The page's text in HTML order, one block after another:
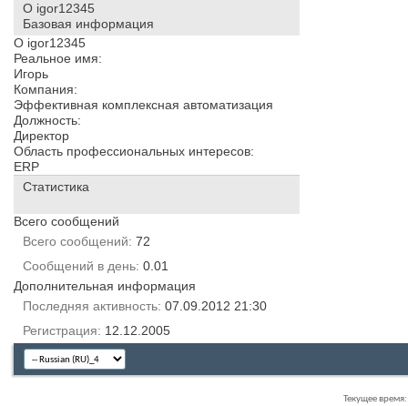
О igor12345
Базовая информация
О igor12345
Реальное имя:
Игорь
Компания:
Эффективная комплексная автоматизация
Должность:
Директор
Область профессиональных интересов:
ERP
Статистика
Всего сообщений
Всего сообщений 72
Сообщений в день 0.01
Дополнительная информация
Последняя активность 07.09.2012 21:30
Регистрация
12.12.2005
Текущее время: